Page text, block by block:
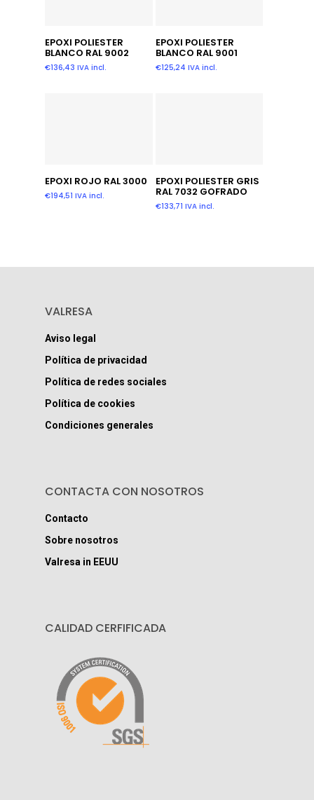
Leer Más
EPOXI POLIESTER
BLANCO RAL 9002
€136,43 IVA incl.
Leer Más
EPOXI POLIESTER
BLANCO RAL 9001
€125,24 IVA incl.
Leer Más
EPOXI ROJO RAL 3000
€194,51 IVA incl.
Leer Más
EPOXI POLIESTER GRIS
RAL 7032 GOFRADO
€133,71 IVA incl.
VALRESA
Aviso legal
Política de privacidad
Política de redes sociales
Política de cookies
Condiciones generales
CONTACTA CON NOSOTROS
Contacto
Sobre nosotros
Valresa in EEUU
CALIDAD CERFIFICADA